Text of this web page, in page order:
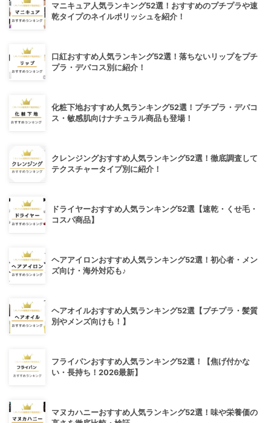
マニキュア人気ランキング52選！おすすめのプチプラや速
乾タイプのネイルポリッシュを紹介！
口紅おすすめ人気ランキング52選！落ちないリップをプチ
プラ・デパコス別に紹介！
化粧下地おすすめ人気ランキング52選！プチプラ・デパコ
ス・敏感肌向けナチュラル商品も登場！
クレンジングおすすめ人気ランキング52選！徹底調査して
テクスチャータイプ別に紹介！
ドライヤーおすすめ人気ランキング52選【速乾・くせ毛・
コスパ商品】
ヘアアイロンおすすめ人気ランキング52選！初心者・メン
ズ向け・海外対応も♪
ヘアオイルおすすめ人気ランキング52選【プチプラ・髪質
別やメンズ向けも！】
フライパンおすすめ人気ランキング52選！【焦げ付かな
い・長持ち！2026最新】
マヌカハニーおすすめ人気ランキング52選！味や栄養価の